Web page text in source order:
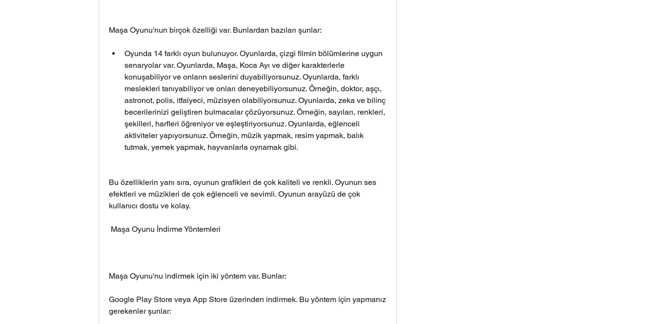
Maşa Oyunu'nun birçok özelliği var. Bunlardan bazıları şunlar:
Oyunda 14 farklı oyun bulunuyor. Oyunlarda, çizgi filmin bölümlerine uygun
senaryolar var. Oyunlarda, Maşa, Koca Ayı ve diğer karakterlerle
konuşabiliyor ve onların seslerini duyabiliyorsunuz. Oyunlarda, farklı
meslekleri tanıyabiliyor ve onları deneyebiliyorsunuz. Örneğin, doktor, aşçı,
astronot, polis, itfaiyeci, müzisyen olabiliyorsunuz. Oyunlarda, zeka ve bilinç
becerilerinizi geliştiren bulmacalar çözüyorsunuz. Örneğin, sayıları, renkleri,
şekilleri, harfleri öğreniyor ve eşleştiriyorsunuz. Oyunlarda, eğlenceli
aktiviteler yapıyorsunuz. Örneğin, müzik yapmak, resim yapmak, balık
tutmak, yemek yapmak, hayvanlarla oynamak gibi.
Bu özelliklerin yanı sıra, oyunun grafikleri de çok kaliteli ve renkli. Oyunun ses
efektleri ve müzikleri de çok eğlenceli ve sevimli. Oyunun arayüzü de çok
kullanıcı dostu ve kolay.
Maşa Oyunu İndirme Yöntemleri
Maşa Oyunu'nu indirmek için iki yöntem var. Bunlar:
Google Play Store veya App Store üzerinden indirmek. Bu yöntem için yapmanız
gerekenler şunlar: